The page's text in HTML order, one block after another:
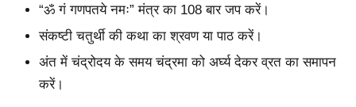
“ॐ गं गणपतये नमः” मंत्र का 108 बार जप करें।
संकष्टी चतुर्थी की कथा का श्रवण या पाठ करें।
अंत में चंद्रोदय के समय चंद्रमा को अर्घ्य देकर व्रत का समापन
करें।